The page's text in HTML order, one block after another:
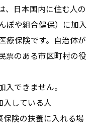
、日本国内に住む人の
ぽや組合健保）に加入
療保険です。自治体が
票のある市区町村の役
できません。
入している人
保険の扶養に入れる場